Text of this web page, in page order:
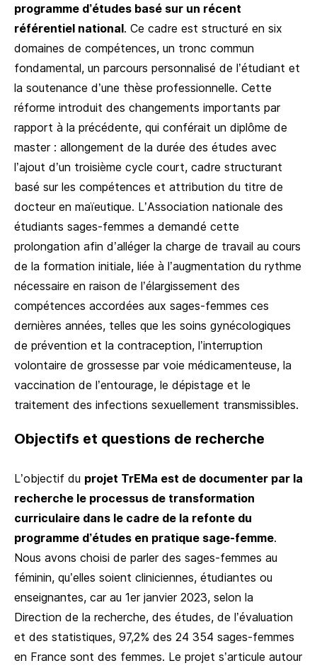
programme d’études basé sur un récent
référentiel national. Ce cadre est structuré en six
domaines de compétences, un tronc commun
fondamental, un parcours personnalisé de l’étudiant et
la soutenance d’une thèse professionnelle. Cette
réforme introduit des changements importants par
rapport à la précédente, qui conférait un diplôme de
master : allongement de la durée des études avec
l’ajout d’un troisième cycle court, cadre structurant
basé sur les compétences et attribution du titre de
docteur en maïeutique. L’Association nationale des
étudiants sages-femmes a demandé cette
prolongation afin d’alléger la charge de travail au cours
de la formation initiale, liée à l’augmentation du rythme
nécessaire en raison de l’élargissement des
compétences accordées aux sages-femmes ces
dernières années, telles que les soins gynécologiques
de prévention et la contraception, l’interruption
volontaire de grossesse par voie médicamenteuse, la
vaccination de l’entourage, le dépistage et le
traitement des infections sexuellement transmissibles.
Objectifs et questions de recherche
L’objectif du projet TrEMa est de documenter par la
recherche le processus de transformation
curriculaire dans le cadre de la refonte du
programme d’études en pratique sage-femme.
Nous avons choisi de parler des sages-femmes au
féminin, qu’elles soient cliniciennes, étudiantes ou
enseignantes, car au 1er janvier 2023, selon la
Direction de la recherche, des études, de l’évaluation
et des statistiques, 97,2% des 24 354 sages-femmes
en France sont des femmes. Le projet s’articule autour